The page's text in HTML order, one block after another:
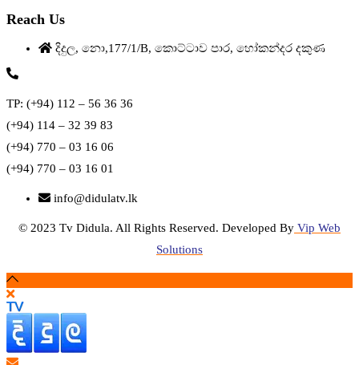
Reach Us
දිදුල, නො,177/1/B, කොට්ටාව පාර, හෝකන්දර දකුණ
TP: (+94) 112 – 56 36 36
(+94) 114 – 32 39 83
(+94) 770 – 03 16 06
(+94) 770 – 03 16 01
info@didulatv.lk
© 2023 Tv Didula. All Rights Reserved. Developed By Vip Web
Solutions